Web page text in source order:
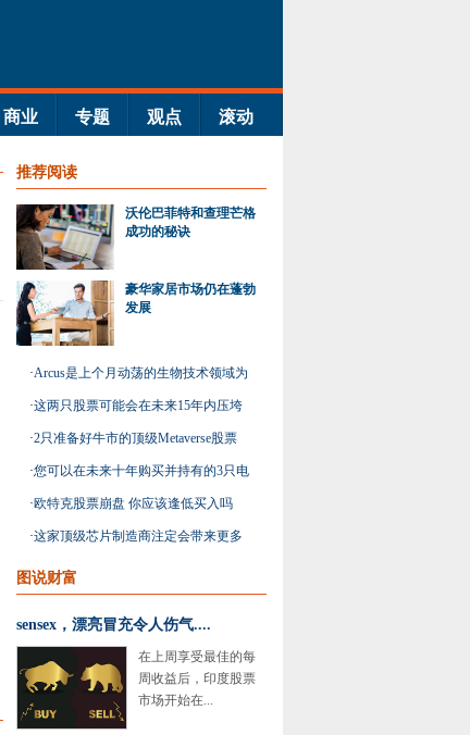
商业 专题 观点 滚动
推荐阅读
沃伦巴菲特和查理芒格
成功的秘诀
豪华家居市场仍在蓬勃
发展
·Arcus是上个月动荡的生物技术领域为
数不多的赢家之一
·这两只股票可能会在未来15年内压垮
市场
·2只准备好牛市的顶级Metaverse股票
·您可以在未来十年购买并持有的3只电
动汽车股票
·欧特克股票崩盘 你应该逢低买入吗
·这家顶级芯片制造商注定会带来更多
优势
图说财富
sensex，漂亮冒充令人伤气....
在上周享受最佳的每
周收益后，印度股票
市场开始在...